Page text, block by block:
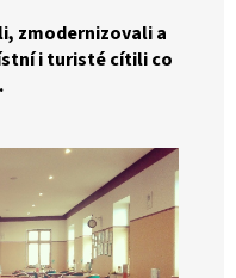
zmodernizovali a
i turisté cítili co